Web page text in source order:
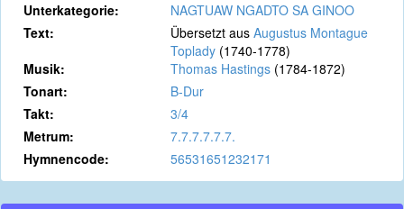
Unterkategorie:
NAGTUAW NGADTO SA GINOO
Text:
Übersetzt aus Augustus Montague
Toplady (1740-1778)
Musik:
Thomas Hastings (1784-1872)
Tonart:
B-Dur
Takt:
3/4
Metrum:
7.7.7.7.7.7.
Hymnencode:
56531651232171